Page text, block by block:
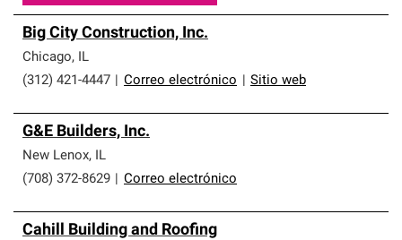
Big City Construction, Inc.
Chicago, IL
(312) 421-4447
Correo electrónico Sitio web
G&E Builders, Inc.
New Lenox, IL
(708) 372-8629
Correo electrónico
Cahill Building and Roofing